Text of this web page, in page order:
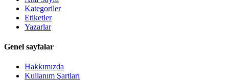
Kategoriler
Etiketler
Yazarlar
Genel sayfalar
Hakkımızda
Kullanım Şartları